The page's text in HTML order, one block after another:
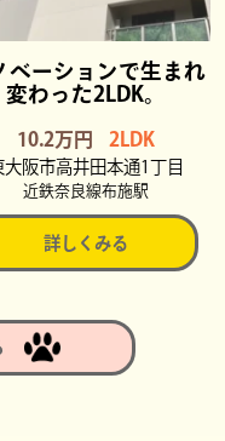
ベーションで生まれ
変わった2LDK。
10.2万円 2LDK
大阪市高井田本通1丁目
近鉄奈良線布施駅
詳しくみる